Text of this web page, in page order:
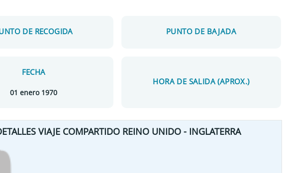
DE RECOGIDA PUNTO DE BAJADA
FECHA
01 enero 1970
HORA DE SALIDA (APROX.)
VIAJE COMPARTIDO REINO UNIDO - INGLATERRA